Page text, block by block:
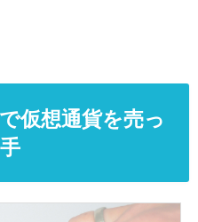
仮想通貨を売っ